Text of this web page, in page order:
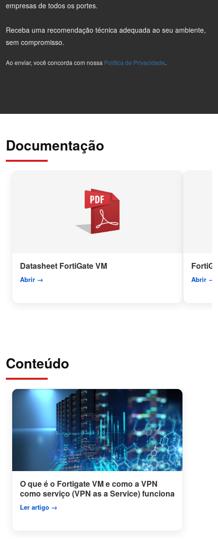
empresas de todos os portes.
Receba uma recomendação técnica adequada ao seu ambiente,
sem compromisso.
Ao enviar, você concorda com nossa Política de Privacidade.
Documentação
Datasheet FortiGate VM
Abrir → Abrir →
Conteúdo
O que é o Fortigate VM e como a VPN
como serviço (VPN as a Service) funciona
Ler artigo →